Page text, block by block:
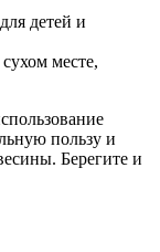
детей и
месте,
пользу и
Берегите и